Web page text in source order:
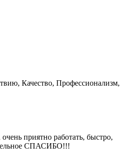
Качество, Профессионализм,
приятно работать, быстро,
СПАСИБО!!!